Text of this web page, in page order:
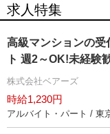
求人特集
高級マンションの受
ト 週2～OK!未経験
株式会社ベアーズ
時給1,230円
アルバイト・パート / 東